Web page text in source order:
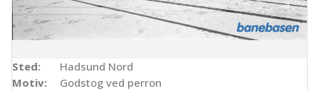
Sted:
Hadsund Nord
Motiv:
Godstog ved perron